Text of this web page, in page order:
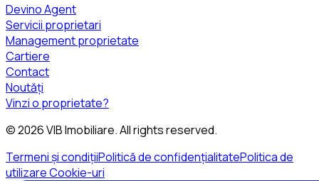
Devino Agent
Servicii proprietari
Management proprietate
Cartiere
Contact
Noutăți
Vinzi o proprietate?
©2026VIB Imobiliare. All rights reserved.
Termeni și condițiiPolitică de confidențialitatePolitica de
utilizare Cookie-uri